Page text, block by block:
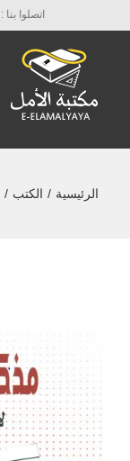
اتصلوا بنا : 0777003210
الرئيسية / الكتب /